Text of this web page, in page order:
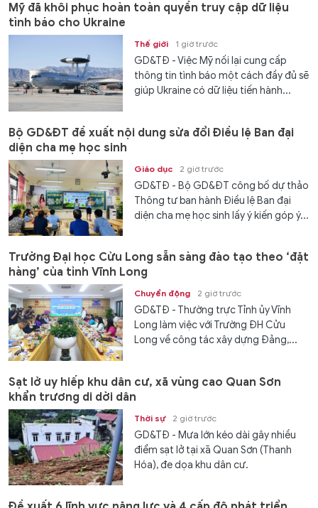
Mỹ đã khôi phục hoàn toàn quyền truy cập dữ liệu
tình báo cho Ukraine
Thế giới 1 giờ trước
GD&TĐ - Việc Mỹ nối lại cung cấp
thông tin tình báo một cách đầy đủ sẽ
giúp Ukraine có dữ liệu tiến hành...
Bộ GD&ĐT đề xuất nội dung sửa đổi Điều lệ Ban đại
diện cha mẹ học sinh
Giáo dục 2 giờ trước
GD&TĐ - Bộ GD&ĐT công bố dự thảo
Thông tư ban hành Điều lệ Ban đại
diện cha mẹ học sinh lấy ý kiến góp ý...
Trường Đại học Cửu Long sẵn sàng đào tạo theo ‘đặt
hàng’ của tỉnh Vĩnh Long
Chuyển động 2 giờ trước
GD&TĐ - Thường trực Tỉnh ủy Vĩnh
Long làm việc với Trường ĐH Cửu
Long về công tác xây dựng Đảng,...
Sạt lở uy hiếp khu dân cư, xã vùng cao Quan Sơn
khẩn trương di dời dân
Thời sự 2 giờ trước
GD&TĐ - Mưa lớn kéo dài gây nhiều
điểm sạt lở tại xã Quan Sơn (Thanh
Hóa), đe dọa khu dân cư.